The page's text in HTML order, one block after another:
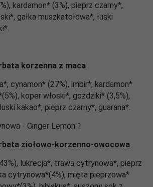
kardamon* (3%), pieprz czarny*,
gałka muszkatołowa*, łuski
korzenna z maca
cynamon* (27%), imbir*, kardamon*
koper włoski*, goździki* (3,5%),
kakao*, pieprz czarny*, guarana*.
- Ginger Lemon 1
ziołowo-korzenno-owocowa
lukrecja*, trawa cytrynowa*, pieprz
cytrynowa*(4%), mięta pieprzowa*